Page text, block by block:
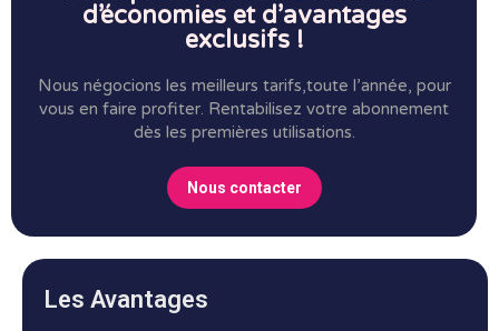
d’économies et d’avantages
exclusifs !
Nous négocions les meilleurs tarifs,toute l’année, pour
vous en faire profiter. Rentabilisez votre abonnement
dès les premières utilisations.
Nous contacter
Les Avantages